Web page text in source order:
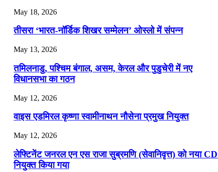
July 19, 2026
📝 डेली करेंट अफेयर्स: 16-18 जुलाई 2026
July 16, 2026
📝 डेली करेंट अफेयर्स: 13-15 जुलाई 2026
May 18, 2026
तीसरा ‘भारत-नॉर्डिक शिखर सम्मेलन’ ओस्लो में संपन्न
May 13, 2026
तमिलनाडु, पश्चिम बंगाल, असम, केरल और पुडुचेरी में नए
विधानसभा का गठन
May 12, 2026
वाइस एडमिरल कृष्णा स्वामीनाथन नौसेना प्रमुख नियुक्त
May 12, 2026
लेफ्टिनेंट जनरल एन एस राजा सुब्रमणि (सेवानिवृत्त) को नया
नियुक्त किया गया